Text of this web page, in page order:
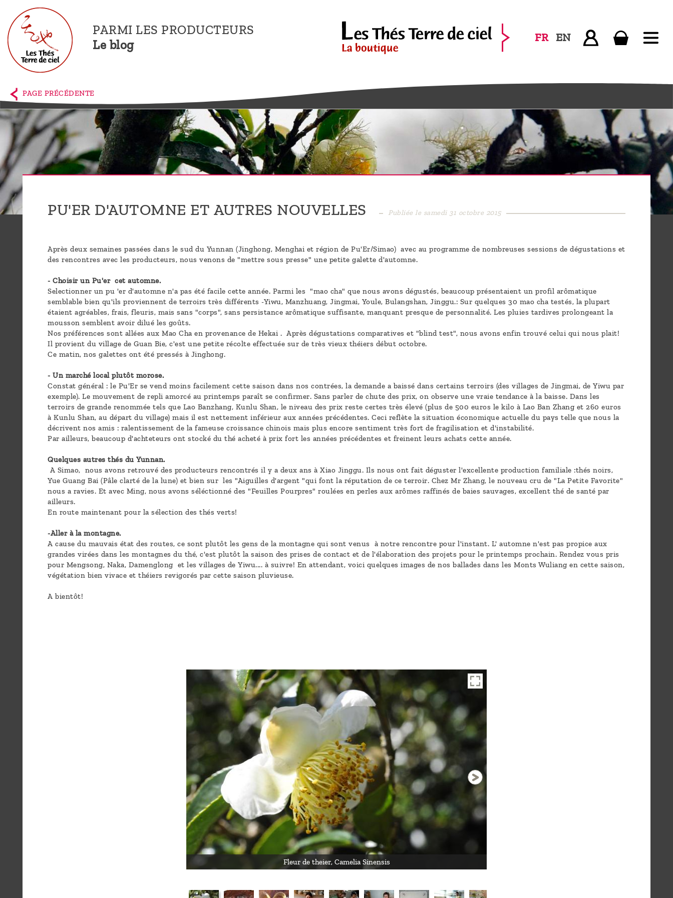
PARMI LES PRODUCTEURS
Le blog
FR EN
Accueil
La
boutique
Terre de
Ciel
Parmi les
producteurs,
le blog
Découvrir
Comment
Contactez-
PAGE PRÉCÉDENTE
PU'ER D'AUTOMNE ET AUTRES NOUVELLES Publiée le samedi 31 octobre 2015
Après deux semaines passées dans le sud du Yunnan (Jinghong, Menghai et région de Pu'Er/Simao) avec au programme de nombreuses sessions de dégustations et
des rencontres avec les producteurs, nous venons de "mettre sous presse" une petite galette d'automne.
- Choisir un Pu'er cet automne.
Selectionner un pu 'er d'automne n'a pas été facile cette année. Parmi les "mao cha" que nous avons dégustés, beaucoup présentaient un profil arômatique
semblable bien qu'ils proviennent de terroirs très différents -Yiwu, Manzhuang, Jingmai, Youle, Bulangshan, Jinggu.: Sur quelques 30 mao cha testés, la plupart
étaient agréables, frais, fleuris, mais sans "corps", sans persistance arômatique suffisante, manquant presque de personnalité. Les pluies tardives prolongeant la
mousson semblent avoir dilué les goûts.
Nos préférences sont allées aux Mao Cha en provenance de Hekai . Après dégustations comparatives et "blind test", nous avons enfin trouvé celui qui nous plait!
Il provient du village de Guan Bie, c'est une petite récolte effectuée sur de très vieux théiers début octobre.
Ce matin, nos galettes ont été pressés à Jinghong.
- Un marché local plutôt morose.
Constat général : le Pu'Er se vend moins facilement cette saison dans nos contrées, la demande a baissé dans certains terroirs (des villages de Jingmai, de Yiwu par
exemple). Le mouvement de repli amorcé au printemps paraît se confirmer. Sans parler de chute des prix, on observe une vraie tendance à la baisse. Dans les
terroirs de grande renommée tels que Lao Banzhang, Kunlu Shan, le niveau des prix reste certes très élevé (plus de 500 euros le kilo à Lao Ban Zhang et 260 euros
à Kunlu Shan, au départ du village) mais il est nettement inférieur aux années précédentes. Ceci reflète la situation économique actuelle du pays telle que nous la
décrivent nos amis : ralentissement de la fameuse croissance chinois mais plus encore sentiment très fort de fragilisation et d'instabilité.
Par ailleurs, beaucoup d'achteteurs ont stocké du thé acheté à prix fort les années précédentes et freinent leurs achats cette année.
Quelques autres thés du Yunnan.
A Simao, nous avons retrouvé des producteurs rencontrés il y a deux ans à Xiao Jinggu. Ils nous ont fait déguster l'excellente production familiale :thés noirs,
Yue Guang Bai (Pâle clarté de la lune) et bien sur les "Aiguilles d'argent "qui font la réputation de ce terroir. Chez Mr Zhang, le nouveau cru de "La Petite Favorite"
nous a ravies. Et avec Ming, nous avons séléctionné des "Feuilles Pourpres" roulées en perles aux arômes raffinés de baies sauvages, excellent thé de santé par
ailleurs.
En route maintenant pour la sélection des thés verts!
-Aller à la montagne.
A cause du mauvais état des routes, ce sont plutôt les gens de la montagne qui sont venus à notre rencontre pour l'instant. L' automne n'est pas propice aux
grandes virées dans les montagnes du thé, c'est plutôt la saison des prises de contact et de l'élaboration des projets pour le printemps prochain. Rendez vous pris
pour Mengsong, Naka, Damenglong et les villages de Yiwu.... à suivre! En attendant, voici quelques images de nos ballades dans les Monts Wuliang en cette saison,
végétation bien vivace et théiers revigorés par cette saison pluvieuse.
A bientôt!
Fleur de theier, Camelia Sinensis